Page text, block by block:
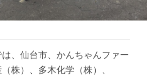
、仙台市、かんちゃんファー
株）、多木化学（株）、